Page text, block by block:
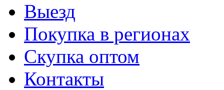
Выезд
Покупка в регионах
Скупка оптом
Контакты